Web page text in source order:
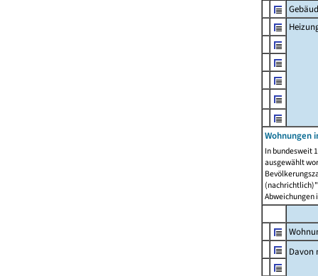
Wohnungen
In bundesweit
ausgewählt
Abweichungen
Davon